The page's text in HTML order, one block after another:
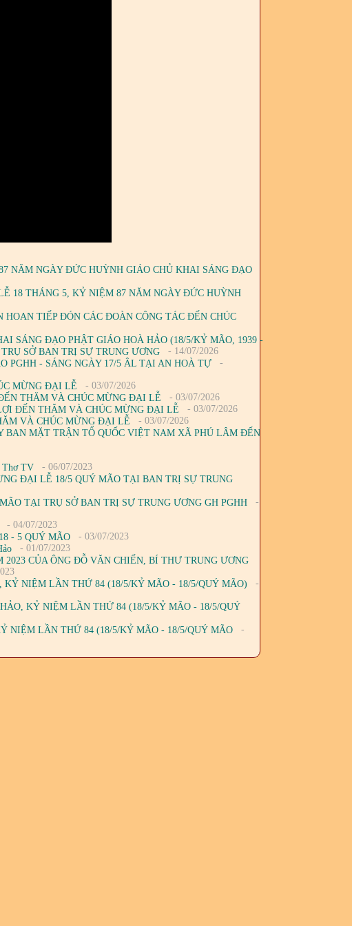
NĂM NGÀY ĐỨC HUỲNH GIÁO CHỦ KHAI SÁNG ĐẠO
18 THÁNG 5, KỶ NIỆM 87 NĂM NGÀY ĐỨC HUỲNH
TIẾP ĐÓN CÁC ĐOÀN CÔNG TÁC ĐẾN CHÚC
SÁNG ĐẠO PHẬT GIÁO HOÀ HẢO (18/5/KỶ MÃO, 1939 -
SỞ BAN TRỊ SỰ TRUNG ƯƠNG
- 14/07/2026
PGHH - SÁNG NGÀY 17/5 ÂL TẠI AN HOÀ TỰ
-
MỪNG ĐẠI LỄ
- 03/07/2026
THĂM VÀ CHÚC MỪNG ĐẠI LỄ
- 03/07/2026
ĐẾN THĂM VÀ CHÚC MỪNG ĐẠI LỄ
- 03/07/2026
VÀ CHÚC MỪNG ĐẠI LỄ
- 03/07/2026
MẶT TRẬN TỔ QUỐC VIỆT NAM XÃ PHÚ LÂM ĐẾN
Thơ TV
- 06/07/2023
ĐẠI LỄ 18/5 QUÝ MÃO TẠI BAN TRỊ SỰ TRUNG
TẠI TRỤ SỞ BAN TRỊ SỰ TRUNG ƯƠNG GH PGHH
-
- 04/07/2023
- 5 QUÝ MÃO
- 03/07/2023
- 01/07/2023
CỦA ÔNG ĐỖ VĂN CHIẾN, BÍ THƯ TRUNG ƯƠNG
NIỆM LẦN THỨ 84 (18/5/KỶ MÃO - 18/5/QUÝ MÃO)
-
KỶ NIỆM LẦN THỨ 84 (18/5/KỶ MÃO - 18/5/QUÝ
NIỆM LẦN THỨ 84 (18/5/KỶ MÃO - 18/5/QUÝ MÃO
-